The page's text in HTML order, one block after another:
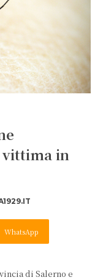
vittima in
WhatsApp
di Salerno e